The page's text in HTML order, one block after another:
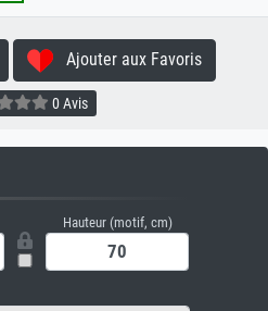
Ajouter aux Favoris
0 Avis
Hauteur (motif, cm)